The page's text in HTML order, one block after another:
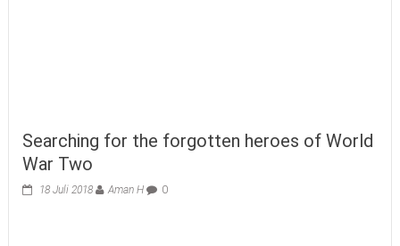
Searching for the forgotten heroes of World
War Two
18 Juli 2018 Aman H 0